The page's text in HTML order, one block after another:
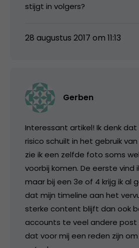
stijgt in volgers?
28 augustus 2017 om 11:13
Gerben
Interessant artikel! Ik denk dat
risico schuilt in het gebruik
zie ik een zelfde foto soms
voorbij komen. De eerste vind
maar bij een 3e of 4 krijg ik al
dat mijn timeline aan het
sterke content blijft dan ook
accounts te veel andere
dat voor mij een reden zijn